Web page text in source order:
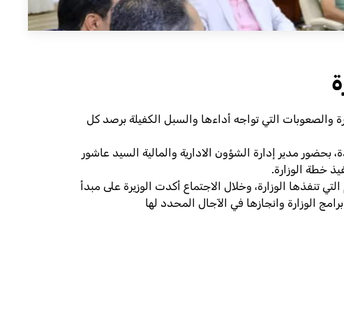
سير العمل بالوزارة والصعوبات التي تواجه أداءها والسبل الكفيلة برصد كل
مدير إدارة الشؤون الادارية والمالية السيد عاشور
خطة الوزارة.
تنفذها الوزارة، وخلال الاجتماع أكدت الوزيرة على مبدأ
الوزارة وانجازها في الآجال المحدد لها